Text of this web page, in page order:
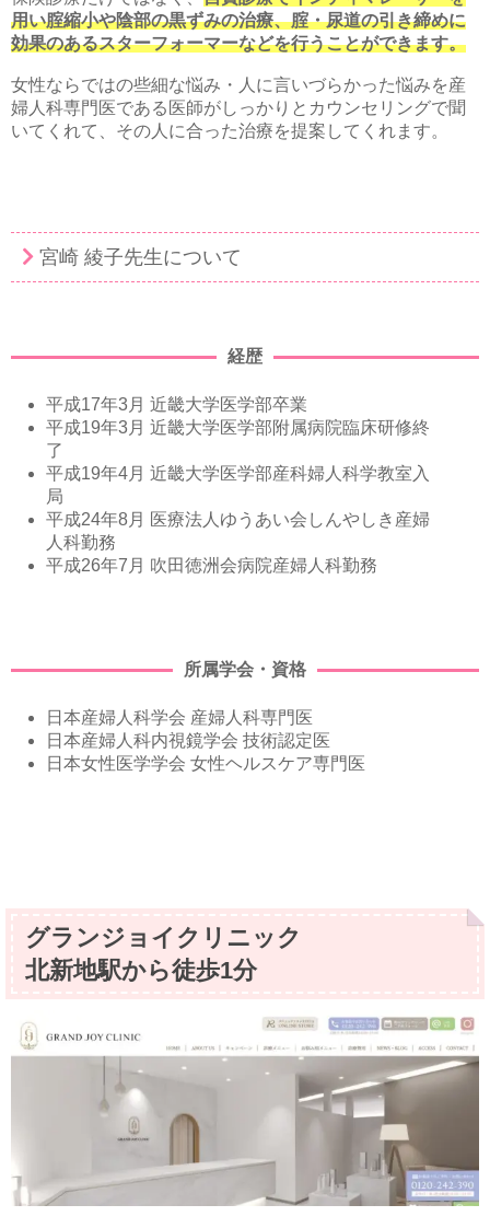
用い腟縮小や陰部の黒ずみの治療、腟・尿道の引き締めに
効果のあるスターフォーマーなどを行うことができます。
女性ならではの些細な悩み・人に言いづらかった悩みを産
婦人科専門医である医師がしっかりとカウンセリングで聞
いてくれて、その人に合った治療を提案してくれます。
宮崎 綾子先生について
経歴
平成17年3月 近畿大学医学部卒業
平成19年3月 近畿大学医学部附属病院臨床研修終
了
平成19年4月 近畿大学医学部産科婦人科学教室入
局
平成24年8月 医療法人ゆうあい会しんやしき産婦
人科勤務
平成26年7月 吹田徳洲会病院産婦人科勤務
所属学会・資格
日本産婦人科学会 産婦人科専門医
日本産婦人科内視鏡学会 技術認定医
日本女性医学学会 女性ヘルスケア専門医
グランジョイクリニック
北新地駅から徒歩1分